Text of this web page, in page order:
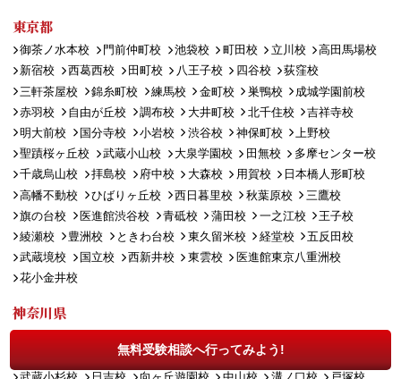
無料受験相談へ行ってみよう!
東京都
御茶ノ水本校 門前仲町校 池袋校 町田校 立川校
高田馬場校
新宿校
西葛西校 田町校 八王子校 四谷校
荻窪校
三軒茶屋校
錦糸町校 練馬校 金町校 巣鴨校
成城学園前校
赤羽校
自由が丘校 調布校 大井町校 北千住校
吉祥寺校
明大前校
国分寺校 小岩校 渋谷校 神保町校
上野校
聖蹟桜ヶ丘校
武蔵小山校 大泉学園校 田無校
多摩センター校
千歳烏山校
拝島校 府中校 大森校 用賀校
日本橋人形町校
高幡不動校
ひばりヶ丘校 西日暮里校 秋葉原校
三鷹校
旗の台校
医進館渋谷校 青砥校 蒲田校 一之江校
王子校
綾瀬校
豊洲校 ときわ台校 東久留米校 経堂校
五反田校
武蔵境校
国立校 西新井校 東雲校
医進館東京八重洲校
花小金井校
神奈川県
横須賀中央校 大和校 青葉台校 橋本校